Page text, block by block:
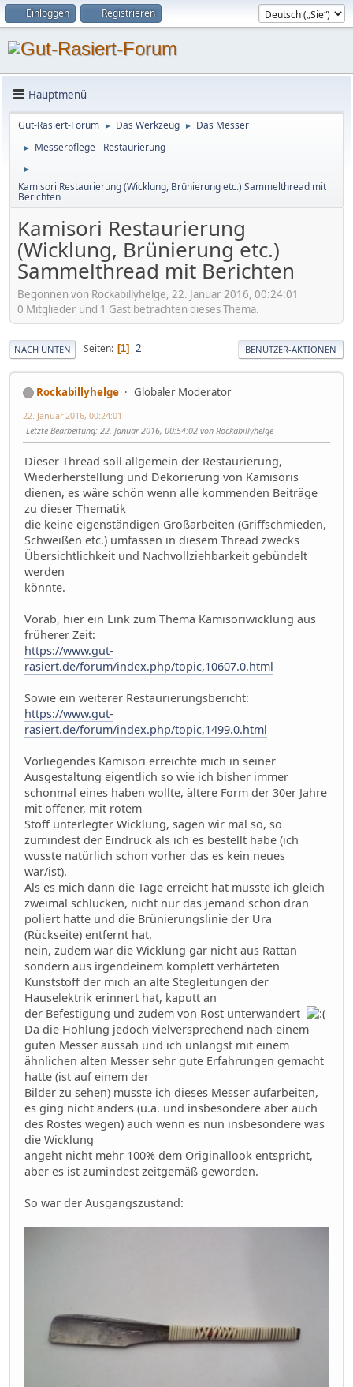
Einloggen Registrieren
Hauptmenü
Gut-Rasiert-Forum ► Das Werkzeug ► Das Messer
► Messerpflege - Restaurierung
►
Kamisori Restaurierung (Wicklung, Brünierung etc.) Sammelthread mit
Berichten
Kamisori Restaurierung
(Wicklung, Brünierung etc.)
Sammelthread mit Berichten
Begonnen von Rockabillyhelge, 22. Januar 2016, 00:24:01
0 Mitglieder und 1 Gast betrachten dieses Thema.
NACH UNTEN Seiten 1 2 BENUTZER-AKTIONEN
Rockabillyhelge Globaler Moderator
22. Januar 2016, 00:24:01
Letzte Bearbeitung: 22. Januar 2016, 00:54:02 von Rockabillyhelge
Dieser Thread soll allgemein der Restaurierung,
Wiederherstellung und Dekorierung von Kamisoris
dienen, es wäre schön wenn alle kommenden Beiträge
zu dieser Thematik
die keine eigenständigen Großarbeiten (Griffschmieden,
Schweißen etc.) umfassen in diesem Thread zwecks
Übersichtlichkeit und Nachvollziehbarkeit gebündelt
werden
könnte.
Vorab, hier ein Link zum Thema Kamisoriwicklung aus
früherer Zeit:
https://www.gut-
rasiert.de/forum/index.php/topic,10607.0.html
Sowie ein weiterer Restaurierungsbericht:
https://www.gut-
rasiert.de/forum/index.php/topic,1499.0.html
Vorliegendes Kamisori erreichte mich in seiner
Ausgestaltung eigentlich so wie ich bisher immer
schonmal eines haben wollte, ältere Form der 30er Jahre
mit offener, mit rotem
Stoff unterlegter Wicklung, sagen wir mal so, so
zumindest der Eindruck als ich es bestellt habe (ich
wusste natürlich schon vorher das es kein neues
war/ist).
Als es mich dann die Tage erreicht hat musste ich gleich
zweimal schlucken, nicht nur das jemand schon dran
poliert hatte und die Brünierungslinie der Ura
(Rückseite) entfernt hat,
nein, zudem war die Wicklung gar nicht aus Rattan
sondern aus irgendeinem komplett verhärteten
Kunststoff der mich an alte Stegleitungen der
Hauselektrik erinnert hat, kaputt an
der Befestigung und zudem von Rost unterwandert
Da die Hohlung jedoch vielversprechend nach einem
guten Messer aussah und ich unlängst mit einem
ähnlichen alten Messer sehr gute Erfahrungen gemacht
hatte (ist auf einem der
Bilder zu sehen) musste ich dieses Messer aufarbeiten,
es ging nicht anders (u.a. und insbesondere aber auch
des Rostes wegen) auch wenn es nun insbesondere was
die Wicklung
angeht nicht mehr 100% dem Originallook entspricht,
aber es ist zumindest zeitgemäß geworden.
So war der Ausgangszustand: